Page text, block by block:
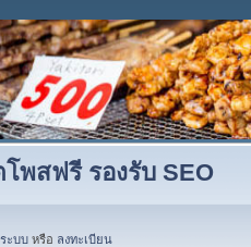
พสฟรี รองรับ SEO
ะบบ หรือ ลงทะเบียน